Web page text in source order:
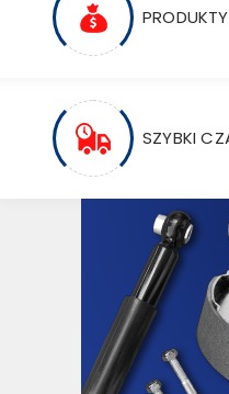
SZYBKI